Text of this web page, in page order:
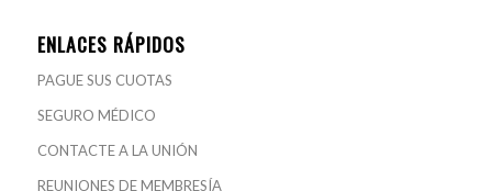
ENLACES RÁPIDOS
PAGUE SUS CUOTAS
SEGURO MÉDICO
CONTACTE A LA UNIÓN
REUNIONES DE MEMBRESÍA